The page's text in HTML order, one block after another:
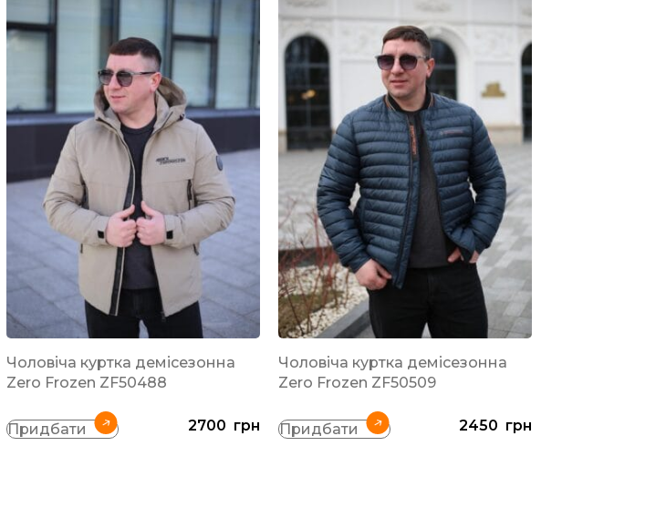
Чоловіча куртка демісезонна
Zero Frozen ZF50488
Придбати 2700 грн
Чоловіча куртка демісезонна
Zero Frozen ZF50509
Придбати 2450 грн